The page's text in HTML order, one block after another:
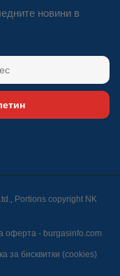
новини в
Portions copyright NK
оферта - burgasinfo.com
за бисквитки (cookies)